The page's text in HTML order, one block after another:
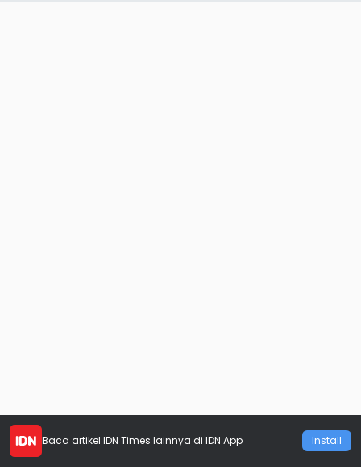
Baca artikel IDN Times lainnya di IDN App Install